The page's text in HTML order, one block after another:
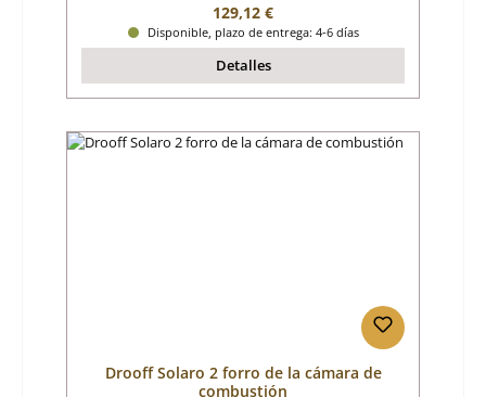
Precio normal:
129,12 €
Disponible, plazo de entrega: 4-6 días
Detalles
Drooff Solaro 2 forro de la cámara de
combustión